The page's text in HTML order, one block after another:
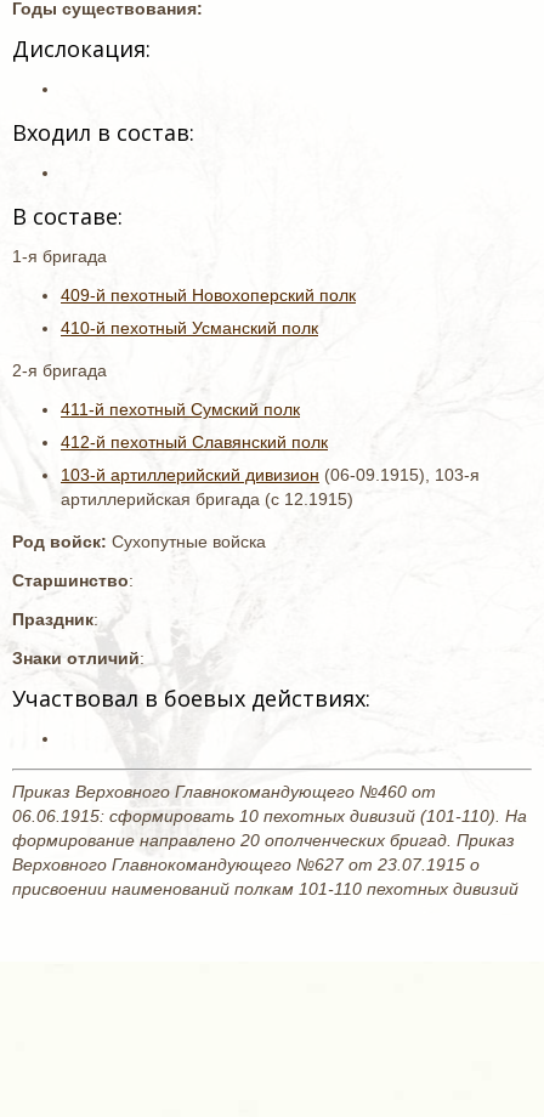
Годы существования:
Дислокация:
Входил в состав:
В составе:
1-я бригада
409-й пехотный Новохоперский полк
410-й пехотный Усманский полк
2-я бригада
411-й пехотный Сумский полк
412-й пехотный Славянский полк
103-й артиллерийский дивизион (06-09.1915), 103-я
артиллерийская бригада (с 12.1915)
Род войск: Сухопутные войска
Старшинство:
Праздник:
Знаки отличий:
Участвовал в боевых действиях:
Приказ Верховного Главнокомандующего №460 от
06.06.1915: сформировать 10 пехотных дивизий (101-110). На
формирование направлено 20 ополченческих бригад. Приказ
Верховного Главнокомандующего №627 от 23.07.1915 о
присвоении наименований полкам 101-110 пехотных дивизий